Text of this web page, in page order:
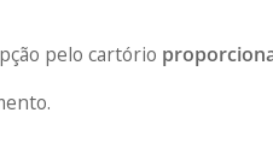
pelo cartório